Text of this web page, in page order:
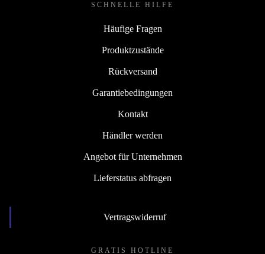
SCHNELLE HILFE
Häufige Fragen
Produktzustände
Rückversand
Garantiebedingungen
Kontakt
Händler werden
Angebot für Unternehmen
Lieferstatus abfragen
Vertragswiderruf
GRATIS HOTLINE